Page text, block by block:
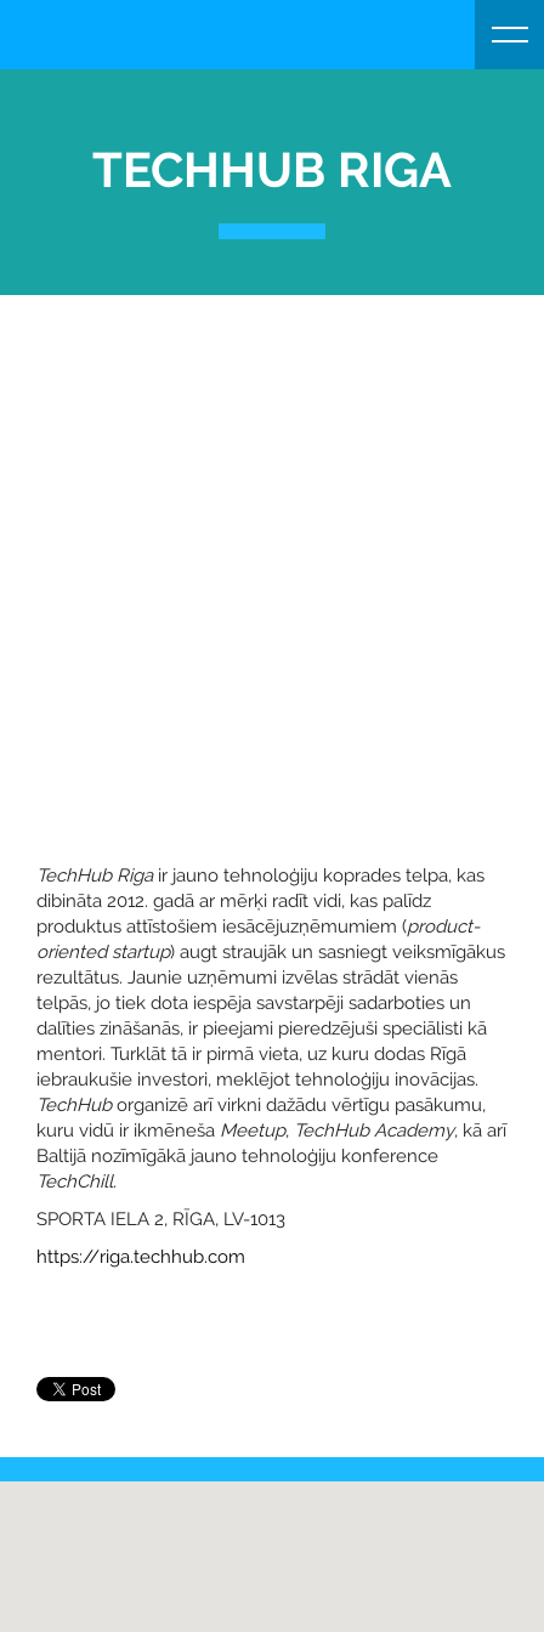
TECHHUB RIGA
TechHub Rigair jauno tehnoloģiju koprades telpa, kas
dibināta 2012. gadā ar mērķi radīt vidi, kas palīdz
produktus attīstošiem iesācējuzņēmumiem (product-
oriented startup) augt straujāk un sasniegt veiksmīgākus
rezultātus. Jaunie uzņēmumi izvēlas strādāt vienās
telpās, jo tiek dota iespēja savstarpēji sadarboties un
dalīties zināšanās, ir pieejami pieredzējuši speciālisti kā
mentori. Turklāt tā ir pirmā vieta, uz kuru dodas Rīgā
iebraukušie investori, meklējot tehnoloģiju inovācijas.
TechHuborganizē arī virkni dažādu vērtīgu pasākumu,
kuru vidū ir ikmēneša Meetup, TechHub Academy, kā arī
Baltijā nozīmīgākā jauno tehnoloģiju konference
TechChill.
SPORTA IELA 2, RĪGA, LV-1013
https://riga.techhub.com